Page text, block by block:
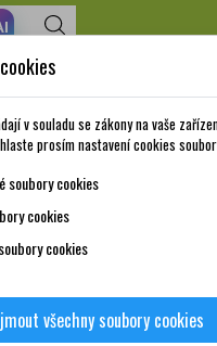
999,- Kč a získáte dopravu
stravy a
vitamíny
Matka
dítě
a platba
v souladu se zákony na vaše
prosím nastavení cookies
soubory cookies
cookies
cookies
všechny soubory cookies